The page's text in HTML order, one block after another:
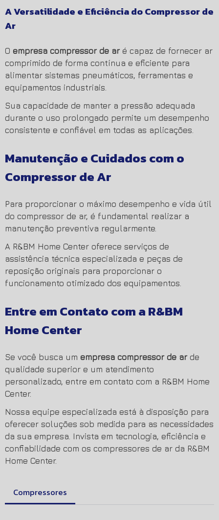
A Versatilidade e Eficiência do Compressor de
Ar
O empresa compressor de aré capaz de fornecer ar
comprimido de forma contínua e eficiente para
alimentar sistemas pneumáticos, ferramentas e
equipamentos industriais.
Sua capacidade de manter a pressão adequada
durante o uso prolongado permite um desempenho
consistente e confiável em todas as aplicações.
Manutenção e Cuidados com o
Compressor de Ar
Para proporcionar o máximo desempenho e vida útil
do compressor de ar, é fundamental realizar a
manutenção preventiva regularmente.
A R&BM Home Center oferece serviços de
assistência técnica especializada e peças de
reposição originais para proporcionar o
funcionamento otimizado dos equipamentos.
Entre em Contato com a R&BM
Home Center
Se você busca um empresa compressor de arde
qualidade superior e um atendimento
personalizado, entre em contato com a R&BM Home
Center.
Nossa equipe especializada está à disposição para
oferecer soluções sob medida para as necessidades
da sua empresa. Invista em tecnologia, eficiência e
confiabilidade com os compressores de ar da R&BM
Home Center.
Compressores